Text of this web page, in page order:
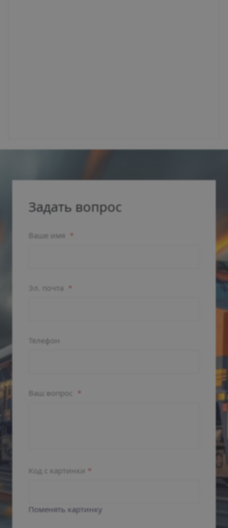
Задать вопрос
Ваше имя *
Эл. почта *
Телефон
Ваш вопрос *
Поменять картинку
Код с картинки *